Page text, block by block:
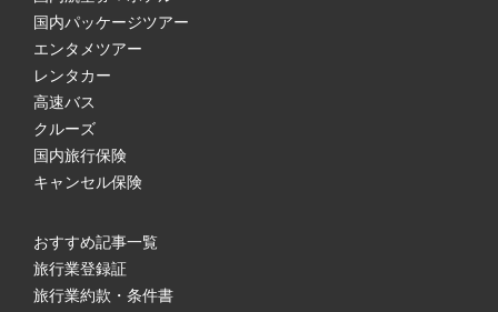
国内パッケージツアー
エンタメツアー
レンタカー
高速バス
クルーズ
国内旅行保険
キャンセル保険
おすすめ記事一覧
旅行業登録証
旅行業約款・条件書